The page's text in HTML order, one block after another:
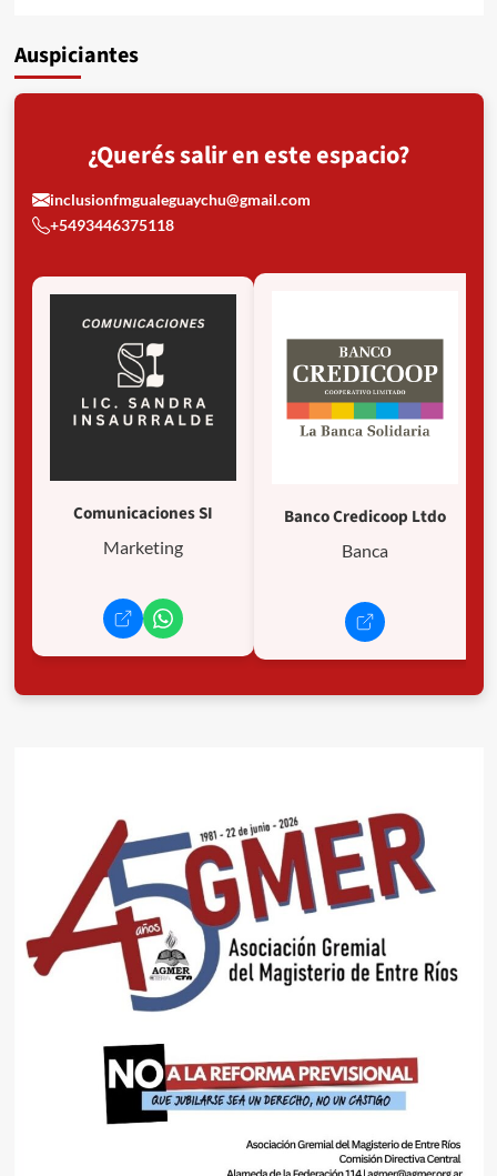
Auspiciantes
¿Querés salir en este espacio?
inclusionfmgualeguaychu@gmail.com
+5493446375118
Comunicaciones SI
Marketing
Banco Credicoop Ltdo
Banca